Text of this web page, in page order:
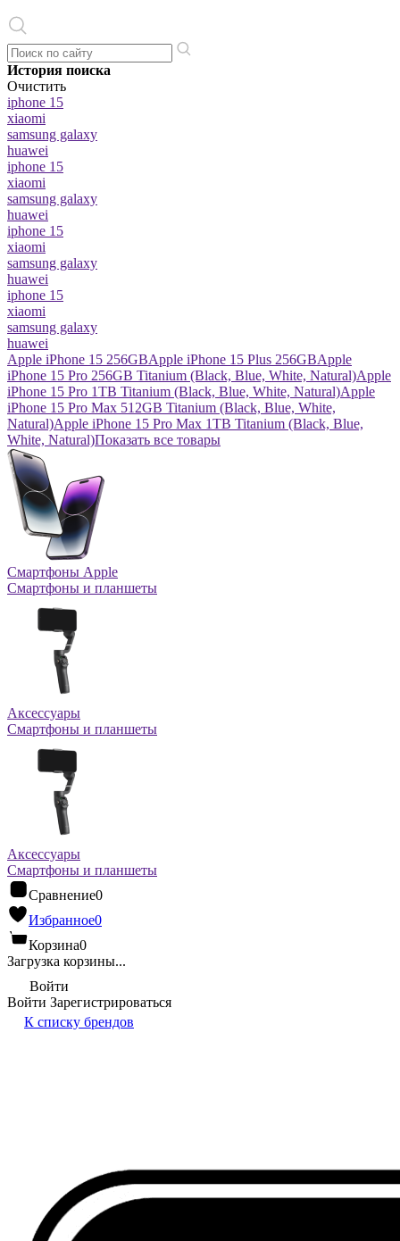
История поиска
Очистить
iphone 15
xiaomi
samsung galaxy
huawei
iphone 15
xiaomi
samsung galaxy
huawei
iphone 15
xiaomi
samsung galaxy
huawei
iphone 15
xiaomi
samsung galaxy
huawei
Apple iPhone 15 256GBApple iPhone 15 Plus 256GBApple
iPhone 15 Pro 256GB Titanium (Black, Blue, White, Natural)Apple
iPhone 15 Pro 1TB Titanium (Black, Blue, White, Natural)Apple
iPhone 15 Pro Max 512GB Titanium (Black, Blue, White,
Natural)Apple iPhone 15 Pro Max 1TB Titanium (Black, Blue,
White, Natural)Показать все товары
Смартфоны Apple
Смартфоны и планшеты
Аксессуары
Смартфоны и планшеты
Аксессуары
Смартфоны и планшеты
Сравнение0
Избранное0
Корзина0
Загрузка корзины...
Войти
Войти Зарегистрироваться
К списку брендов